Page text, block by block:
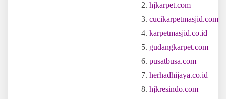
hjkarpet.com
cucikarpetmasjid.com
karpetmasjid.co.id
gudangkarpet.com
pusatbusa.com
herhadhijaya.co.id
hjkresindo.com